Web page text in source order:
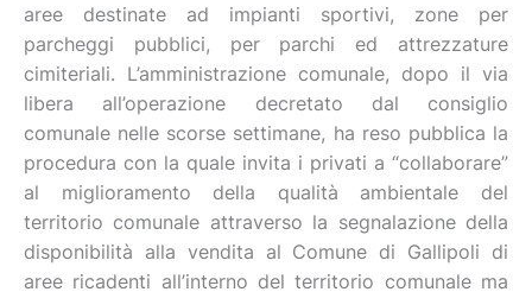
aree destinate ad impianti sportivi, zone per
parcheggi pubblici, per parchi ed attrezzature
cimiteriali. L’amministrazione comunale, dopo il via
libera all’operazione decretato dal consiglio
comunale nelle scorse settimane, ha reso pubblica la
procedura con la quale invita i privati a “collaborare”
al miglioramento della qualità ambientale del
territorio comunale attraverso la segnalazione della
disponibilità alla vendita al Comune di Gallipoli di
aree ricadenti all’interno del territorio comunale ma